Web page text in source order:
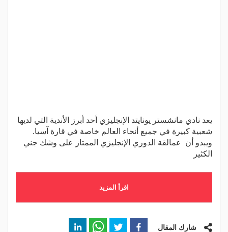
يعد نادي مانشستر يونايتد الإنجليزي أحد أبرز الأندية التي لديها
شعبية كبيرة في جميع أنحاء العالم خاصة في قارة آسيا.
ويبدو أن عمالقة الدوري الإنجليزي الممتاز على وشك جني
الكثير
اقرأ المزيد
شارك المقال